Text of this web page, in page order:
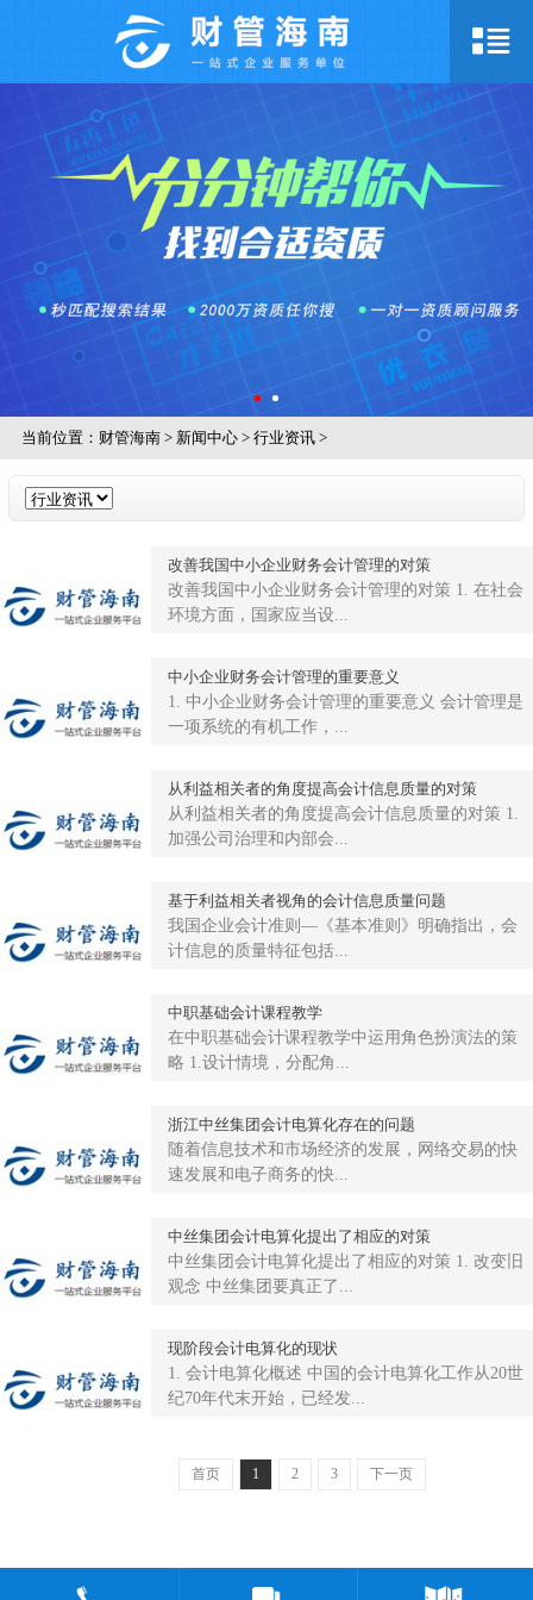
当前位置： 财管海南> 新闻中心> 行业资讯>
改善我国中小企业财务会计管理的对策
改善我国中小企业财务会计管理的对策 1. 在社会
环境方面，国家应当设...
中小企业财务会计管理的重要意义
1. 中小企业财务会计管理的重要意义 会计管理是
一项系统的有机工作，...
从利益相关者的角度提高会计信息质量的对策
从利益相关者的角度提高会计信息质量的对策 1.
加强公司治理和内部会...
基于利益相关者视角的会计信息质量问题
我国企业会计准则―《基本准则》明确指出，会
计信息的质量特征包括...
中职基础会计课程教学
在中职基础会计课程教学中运用角色扮演法的策
略 1.设计情境，分配角...
浙江中丝集团会计电算化存在的问题
随着信息技术和市场经济的发展，网络交易的快
速发展和电子商务的快...
中丝集团会计电算化提出了相应的对策
中丝集团会计电算化提出了相应的对策 1. 改变旧
观念 中丝集团要真正了...
现阶段会计电算化的现状
1. 会计电算化概述 中国的会计电算化工作从20世
纪70年代末开始，已经发...
首页 1 2 3 下一页